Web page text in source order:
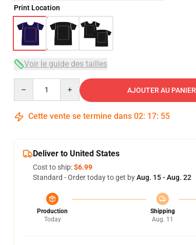
Print Location
Voir le guide des tailles
AJOUTER AU PANIER
Cette vente se termine dans 02: 17: 54
Deliver to United States
Cost to ship:$6.99
Standard - Order today to get byAug. 15 - Aug. 22
Production
Today
Shipping
Aug. 11